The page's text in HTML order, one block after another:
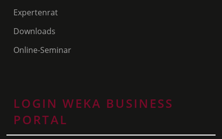
Expertenrat
Downloads
Online-Seminar
LOGIN WEKA BUSINESS
PORTAL